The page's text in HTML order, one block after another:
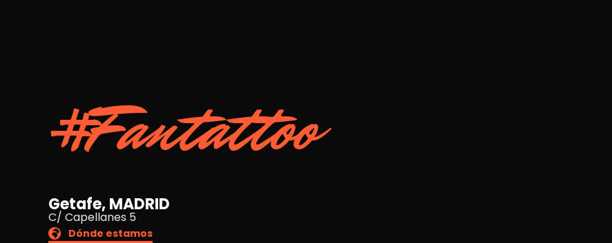
#Fantattoo
Getafe, MADRID
C/ Capellanes 5
Dónde estamos